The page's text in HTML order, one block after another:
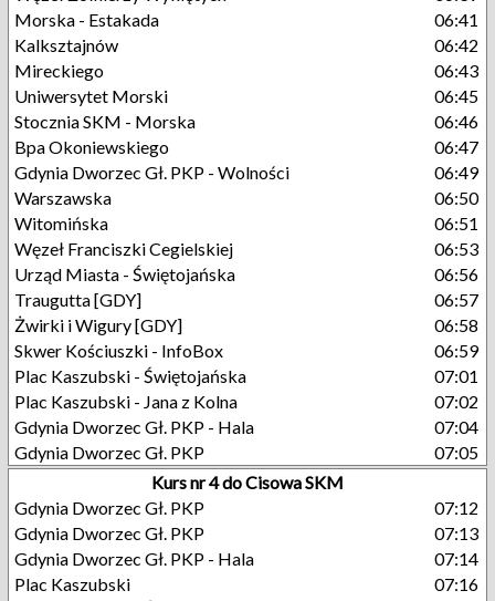
Morska - Estakada
06:41
Kalksztajnów
06:42
Mireckiego
06:43
Uniwersytet Morski
06:45
Stocznia SKM - Morska
06:46
Bpa Okoniewskiego
06:47
Gdynia Dworzec Gł. PKP - Wolności
06:49
Warszawska
06:50
Witomińska
06:51
Węzeł Franciszki Cegielskiej
06:53
Urząd Miasta - Świętojańska
06:56
Traugutta [GDY]
06:57
Żwirki i Wigury [GDY]
06:58
Skwer Kościuszki - InfoBox
06:59
Plac Kaszubski - Świętojańska
07:01
Plac Kaszubski - Jana z Kolna
07:02
Gdynia Dworzec Gł. PKP - Hala
07:04
Gdynia Dworzec Gł. PKP
07:05
Kurs nr 4 do Cisowa SKM
Gdynia Dworzec Gł. PKP
07:12
Gdynia Dworzec Gł. PKP
07:13
Gdynia Dworzec Gł. PKP - Hala
07:14
Plac Kaszubski
07:16